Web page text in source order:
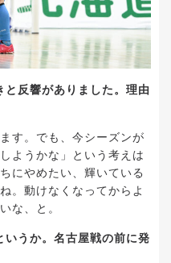
反響がありました。理由
す。でも、今シーズンが
ようかな」という考えは
にやめたい、輝いている
。動けなくなってからよ
な、と。
うか。名古屋戦の前に発